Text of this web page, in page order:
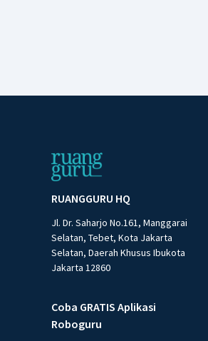
RUANGGURU HQ
Jl. Dr. Saharjo No.161, Manggarai
Selatan, Tebet, Kota Jakarta
Selatan, Daerah Khusus Ibukota
Jakarta 12860
Coba GRATIS Aplikasi
Roboguru